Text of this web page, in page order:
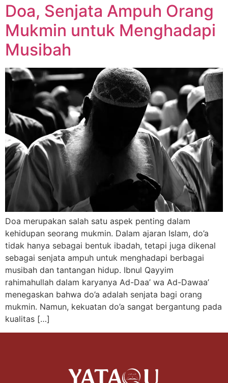
Doa, Senjata Ampuh Orang
Mukmin untuk Menghadapi
Musibah
Doa merupakan salah satu aspek penting dalam
kehidupan seorang mukmin. Dalam ajaran Islam, do’a
tidak hanya sebagai bentuk ibadah, tetapi juga dikenal
sebagai senjata ampuh untuk menghadapi berbagai
musibah dan tantangan hidup. Ibnul Qayyim
rahimahullah dalam karyanya Ad-Daa’ wa Ad-Dawaa’
menegaskan bahwa do’a adalah senjata bagi orang
mukmin. Namun, kekuatan do’a sangat bergantung pada
kualitas […]